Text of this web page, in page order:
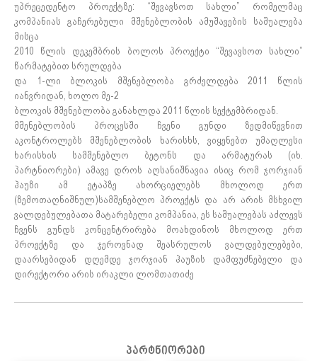
უპრეცედენტო პროექტზე: “შევავსოთ სახლი” რომელმაც
კომპანიას გაჩერებული მშენებლობის ამუშავების საშუალება
მისცა
2010 წლის დეკემბრის ბოლოს პროექტი “შევავსოთ სახლი”
წარმატებით სრულდება
და 1-ლი ბლოკის მშენებლობა გრძელდება 2011 წლის
იანვრიდან, ხოლო მე-2
ბლოკის მშენებლობა განახლდა 2011 წლის სექტემბრიდან.
მშენებლობის პროცესში ჩვენი გუნდი ზედმიწევნით
აკონტროლებს მშენებლობის ხარისხს, ვიყენებთ უმაღლესი
ხარისხის სამშენებლო ბეტონს და არმატურას (იხ.
პარტნიორები) ამავე დროს აღსანიშნავია ისიც რომ ჯორჯიან
ჰაუზი ამ ეტაპზე ახორციელებს მხოლოდ ერთ
(ზემოთაღნიშნულ)სამშენებლო პროექტს და არ არის მსხვილ
ვალდებულებათა მატარებელი კომპანია, ეს საშუალებას აძლევს
ჩვენს გუნდს კონცენტრირება მოახდინოს მხოლოდ ერთ
პროექტზე და ჯეროვნად შეასრულოს ვალდებულებები,
დაარსებიდან დღემდე ჯორჯიან ჰაუზის დამფუძნებელი და
დირექტორი არის ირაკლი ლომთათიძე
პარტნიორები